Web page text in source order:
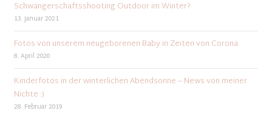
Schwangerschaftsshooting Outdoor im Winter?
13. Januar 2021
Fotos von unserem neugeborenen Baby in Zeiten von Corona
8. April 2020
Kinderfotos in der winterlichen Abendsonne – News von meiner
Nichte :)
28. Februar 2019